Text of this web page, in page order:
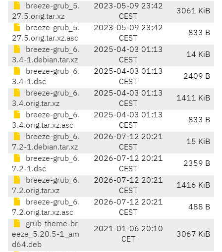
breeze-grub_5.
27.5.orig.tar.xz
2023-05-09 23:42
CEST
3061 KiB
breeze-grub_5.
27.5.orig.tar.xz.asc
2023-05-09 23:42
CEST
833 B
breeze-grub_6.
3.4-1.debian.tar.xz
2025-04-03 01:13
CEST
14 KiB
breeze-grub_6.
3.4-1.dsc
2025-04-03 01:13
CEST
2409 B
breeze-grub_6.
3.4.orig.tar.xz
2025-04-03 01:13
CEST
1411 KiB
breeze-grub_6.
3.4.orig.tar.xz.asc
2025-04-03 01:13
CEST
833 B
breeze-grub_6.
7.2-1.debian.tar.xz
2026-07-12 20:21
CEST
15 KiB
breeze-grub_6.
7.2-1.dsc
2026-07-12 20:21
CEST
2359 B
breeze-grub_6.
7.2.orig.tar.xz
2026-07-12 20:21
CEST
1416 KiB
breeze-grub_6.
7.2.orig.tar.xz.asc
2026-07-12 20:21
CEST
488 B
grub-theme-br
eeze_5.20.5-1_am
d64.deb
2021-01-06 20:10
CET
3067 KiB